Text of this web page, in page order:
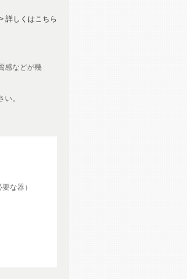
> 詳しくはこちら
感などが幾
。
な器）